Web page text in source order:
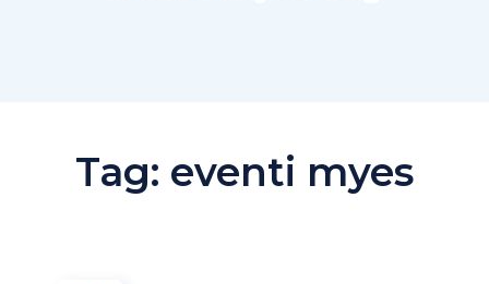
Tag: eventi myes